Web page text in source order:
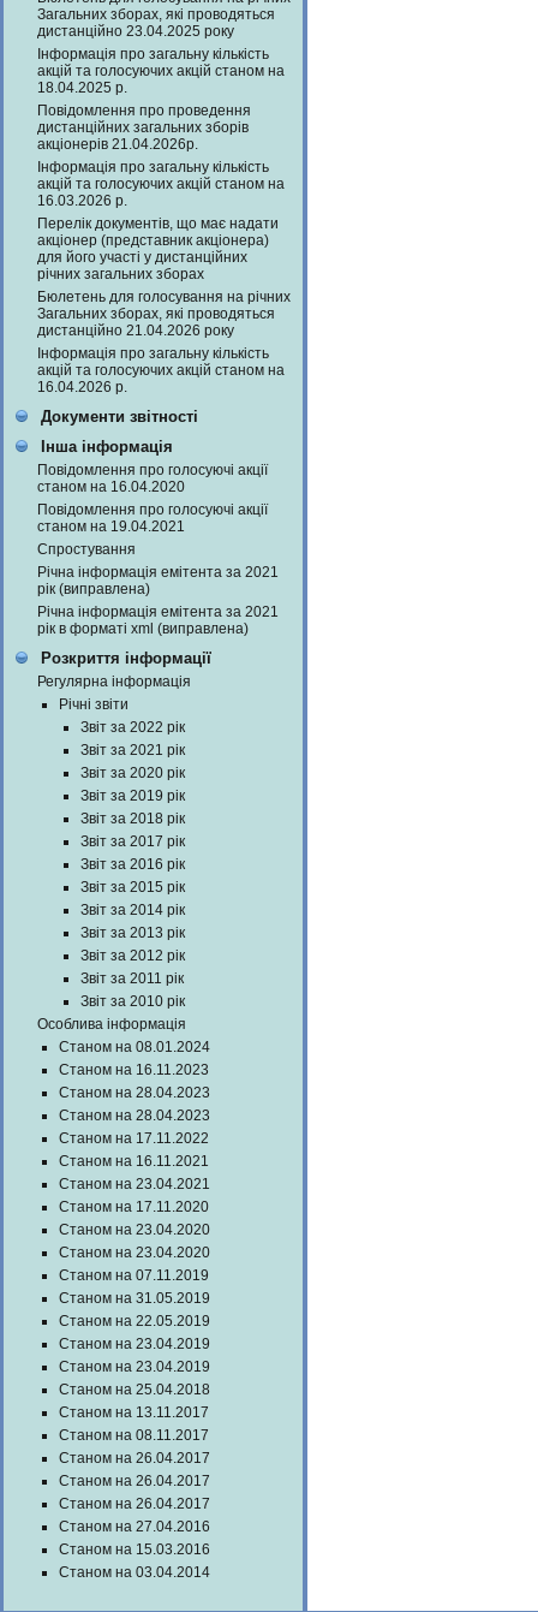
Загальних зборах, які проводяться
дистанційно 23.04.2025 року
Інформація про загальну кількість
акцій та голосуючих акцій станом на
18.04.2025 р.
Повідомлення про проведення
дистанційних загальних зборів
акціонерів 21.04.2026р.
Інформація про загальну кількість
акцій та голосуючих акцій станом на
16.03.2026 р.
Перелік документів, що має надати
акціонер (представник акціонера)
для його участі у дистанційних
річних загальних зборах
Бюлетень для голосування на річних
Загальних зборах, які проводяться
дистанційно 21.04.2026 року
Інформація про загальну кількість
акцій та голосуючих акцій станом на
16.04.2026 р.
Документи звітності
Інша інформація
Повідомлення про голосуючі акції
станом на 16.04.2020
Повідомлення про голосуючі акції
станом на 19.04.2021
Спростування
Річна інформація емітента за 2021
рік (виправлена)
Річна інформація емітента за 2021
рік в форматі xml (виправлена)
Розкриття інформації
Регулярна інформація
Річні звіти
Звіт за 2022 рік
Звіт за 2021 рік
Звіт за 2020 рік
Звіт за 2019 рік
Звіт за 2018 рік
Звіт за 2017 рік
Звіт за 2016 рік
Звіт за 2015 рік
Звіт за 2014 рік
Звіт за 2013 рік
Звіт за 2012 рік
Звіт за 2011 рік
Звіт за 2010 рік
Особлива інформація
Станом на 08.01.2024
Станом на 16.11.2023
Станом на 28.04.2023
Станом на 28.04.2023
Станом на 17.11.2022
Станом на 16.11.2021
Станом на 23.04.2021
Станом на 17.11.2020
Станом на 23.04.2020
Станом на 23.04.2020
Станом на 07.11.2019
Станом на 31.05.2019
Станом на 22.05.2019
Станом на 23.04.2019
Станом на 23.04.2019
Станом на 25.04.2018
Станом на 13.11.2017
Станом на 08.11.2017
Станом на 26.04.2017
Станом на 26.04.2017
Станом на 26.04.2017
Станом на 27.04.2016
Станом на 15.03.2016
Станом на 03.04.2014